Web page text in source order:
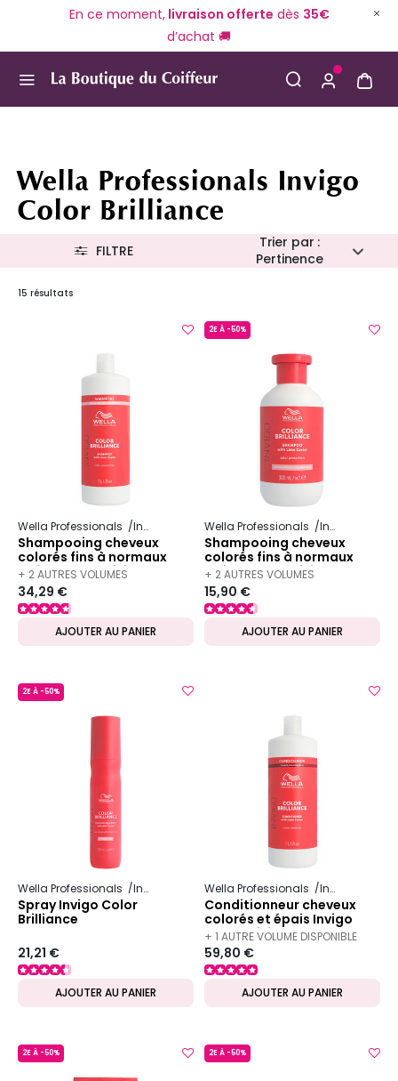
En ce moment,livraison offerte dès 35€
d’achat 🚚
Wella Professionals Invigo
Color Brilliance
Trier par :
Pertinence
FILTRE
15 résultats
Wella Professionals Invigo Color Brilliance
Shampooing cheveux
colorés fins à normaux
Invigo Color Brilliance
1000ml
+ 2 AUTRES VOLUMES
DISPONIBLES
34,29 €
AJOUTER AU PANIER
2E À -50%
Wella Professionals Invigo
Shampooing cheveux
colorés fins à normaux
Invigo Color Brilliance
300ml
+ 2 AUTRES VOLUMES
DISPONIBLES
15,90 €
AJOUTER AU PANIER
2E À -50%
Wella Professionals Invigo Color Brilliance
Spray Invigo Color
Brilliance
21,21 €
AJOUTER AU PANIER
Wella Professionals Invigo
Conditionneur cheveux
colorés et épais Invigo
Color Brilliance 1000ml
+ 1 AUTRE VOLUME DISPONIBLE
59,80 €
AJOUTER AU PANIER
2E À -50% 2E À -50%